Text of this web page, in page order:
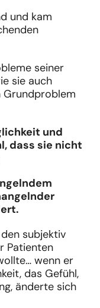
und kam
seiner
sie auch
Grundproblem
und
dass sie nicht
subjektiv
Patienten
wenn er
das Gefühl,
änderte sich